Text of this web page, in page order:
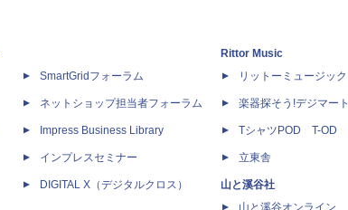
SmartGridフォーラム
ネットショップ担当者フォーラム
Impress Business Library
インプレスセミナー
DIGITAL X（デジタルクロス）
Rittor Music
リットーミュージック
楽器探そう!デジマート
TシャツPOD T-OD
立東舎
山と溪谷社
山と溪谷オンライン